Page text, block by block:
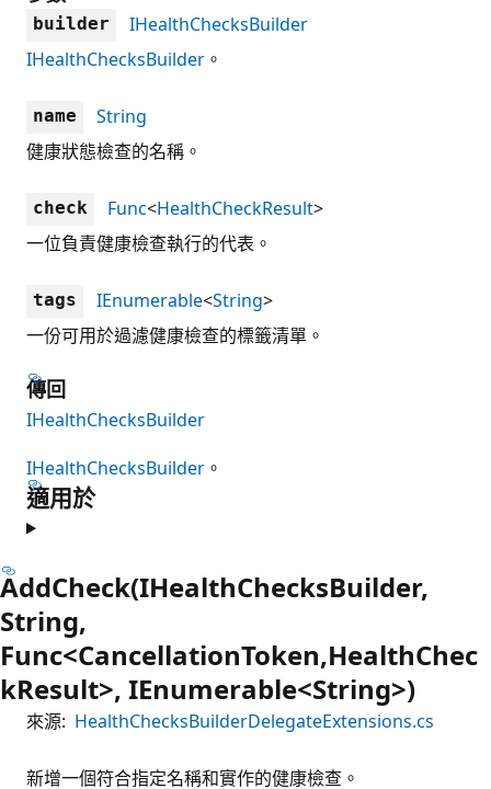
builder
IHealthChecksBuilder
IHealthChecksBuilder 。
name
String
健康狀態檢查的名稱。
check Func<HealthCheckResult>
一位負責健康檢查執行的代表。
tags IEnumerable<String>
一份可用於過濾健康檢查的標籤清單。
傳回
IHealthChecksBuilder
IHealthChecksBuilder 。
適用於
AddCheck(IHealthChecksBuilder,
String,
Func<CancellationToken,HealthChec
kResult>, IEnumerable<String>)
來源: HealthChecksBuilderDelegateExtensions.cs
新增一個符合指定名稱和實作的健康檢查。